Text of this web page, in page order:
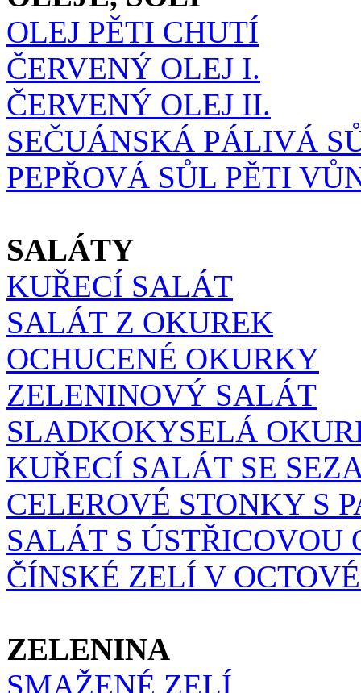
OLEJ PĚTI CHUTÍ
ČERVENÝ OLEJ I.
ČERVENÝ OLEJ II.
SEČUÁNSKÁ PÁLIVÁ
PEPŘOVÁ SŮL PĚTI
SALÁTY
KUŘECÍ SALÁT
SALÁT Z OKUREK
OCHUCENÉ OKURKY
ZELENINOVÝ SALÁT
SLADKOKYSELÁ
KUŘECÍ SALÁT SE
CELEROVÉ STONKY S
SALÁT S ÚSTŘICOVOU
ČÍNSKÉ ZELÍ V
ZELENINA
SMAŽENÉ ZELÍ